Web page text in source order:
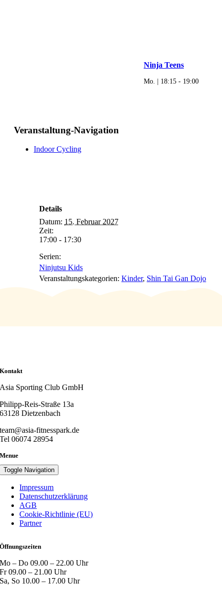
Ninja Teens
Mo. | 18:15 - 19:00
Veranstaltung-Navigation
Indoor Cycling
Details
Datum: 15. Februar 2027
Zeit:
17:00 - 17:30
Serien:
Ninjutsu Kids
Veranstaltungskategorien: Kinder, Shin Tai Gan Dojo
Kontakt
Asia Sporting Club GmbH
Philipp-Reis-Straße 13a
63128 Dietzenbach
team@asia-fitnesspark.de
Tel 06074 28954
Menue
Toggle Navigation
Impressum
Datenschutzerklärung
AGB
Cookie-Richtlinie (EU)
Partner
Öffnungszeiten
Mo – Do 09.00 – 22.00 Uhr
Fr 09.00 – 21.00 Uhr
Sa, So 10.00 – 17.00 Uhr